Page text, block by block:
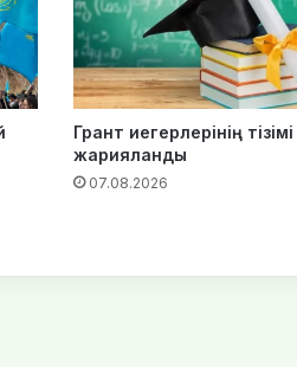
Грант иегерлерінің тізімі
жарияланды
07.08.2026